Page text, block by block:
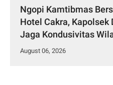
Ngopi Kamtibmas
Hotel Cakra,
Jaga Kondusivitas
August 06, 2026